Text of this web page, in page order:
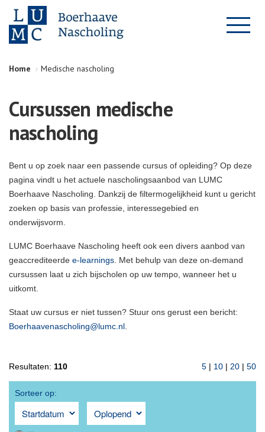
Home Medische nascholing
Cursussen medische
nascholing
Bent u op zoek naar een passende cursus of opleiding? Op deze
pagina vindt u het actuele nascholingsaanbod van LUMC
Boerhaave Nascholing. Dankzij de filtermogelijkheid kunt u gericht
zoeken op basis van professie, interessegebied en
onderwijsvorm.
LUMC Boerhaave Nascholing heeft ook een divers aanbod van
geaccrediteerde e-learnings . Met behulp van deze on-demand
cursussen laat u zich bijscholen op uw tempo, wanneer het u
uitkomt.
Staat uw cursus er niet tussen? Stuur ons gerust een bericht:
Boerhaavenascholing@lumc.nl
Resultaten: 110 5 | 10 | 20 | 50
Sorteer op: